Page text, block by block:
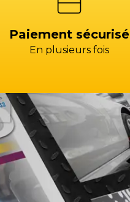
Paiement sécurisé
En plusieurs fois